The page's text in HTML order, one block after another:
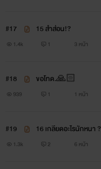
#17 15 สำส่อน!?
1.4k 1 3 หน้า
#18 ขอโทด.🙏🏻
939 1 1 หน้า
#19 16 เกลียดอะไรนักหนา ?
1.3k 2 6 หน้า